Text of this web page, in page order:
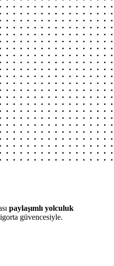
paylaşımlı yolculuk
güvencesiyle.